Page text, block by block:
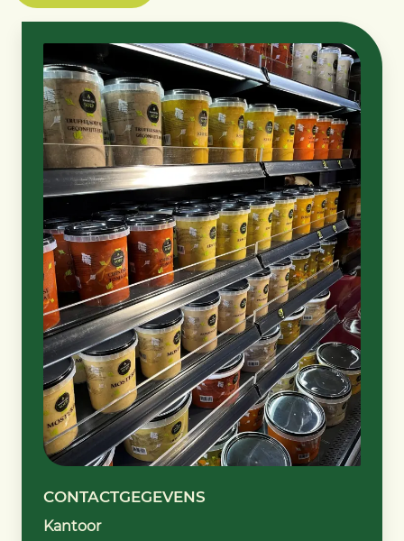
CONTACTGEGEVENS
Kantoor